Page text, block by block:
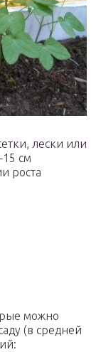
лески или
см
роста
можно
(в средней